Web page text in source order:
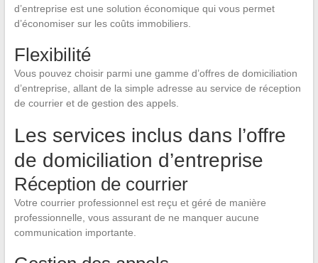
d’entreprise est une solution économique qui vous permet
d’économiser sur les coûts immobiliers.
Flexibilité
Vous pouvez choisir parmi une gamme d’offres de domiciliation
d’entreprise, allant de la simple adresse au service de réception
de courrier et de gestion des appels.
Les services inclus dans l’offre
de domiciliation d’entreprise
Réception de courrier
Votre courrier professionnel est reçu et géré de manière
professionnelle, vous assurant de ne manquer aucune
communication importante.